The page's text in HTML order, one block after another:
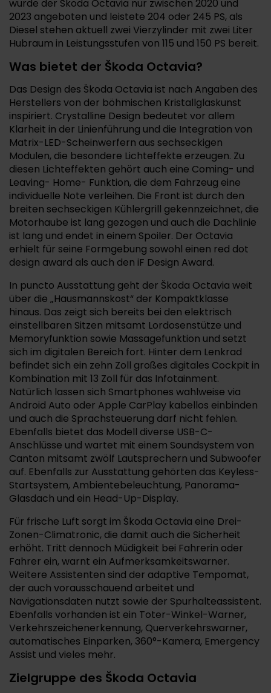
wurde der Škoda Octavia nur zwischen 2020 und
2023 angeboten und leistete 204 oder 245 PS, als
Diesel stehen aktuell zwei Vierzylinder mit zwei Liter
Hubraum in Leistungsstufen von 115 und 150 PS bereit.
Was bietet der Škoda Octavia?
Das Design des Škoda Octavia ist nach Angaben des
Herstellers von der böhmischen Kristallglaskunst
inspiriert. Crystalline Design bedeutet vor allem
Klarheit in der Linienführung und die Integration von
Matrix-LED-Scheinwerfern aus sechseckigen
Modulen, die besondere Lichteffekte erzeugen. Zu
diesen Lichteffekten gehört auch eine Coming- und
Leaving- Home- Funktion, die dem Fahrzeug eine
individuelle Note verleihen. Die Front ist durch den
breiten sechseckigen Kühlergrill gekennzeichnet, die
Motorhaube ist lang gezogen und auch die Dachlinie
ist lang und endet in einem Spoiler. Der Octavia
erhielt für seine Formgebung sowohl einen red dot
design award als auch den iF Design Award.
In puncto Ausstattung geht der Škoda Octavia weit
über die „Hausmannskost“ der Kompaktklasse
hinaus. Das zeigt sich bereits bei den elektrisch
einstellbaren Sitzen mitsamt Lordosenstütze und
Memoryfunktion sowie Massagefunktion und setzt
sich im digitalen Bereich fort. Hinter dem Lenkrad
befindet sich ein zehn Zoll großes digitales Cockpit in
Kombination mit 13 Zoll für das Infotainment.
Natürlich lassen sich Smartphones wahlweise via
Android Auto oder Apple CarPlay kabellos einbinden
und auch die Sprachsteuerung darf nicht fehlen.
Ebenfalls bietet das Modell diverse USB-C-
Anschlüsse und wartet mit einem Soundsystem von
Canton mitsamt zwölf Lautsprechern und Subwoofer
auf. Ebenfalls zur Ausstattung gehörten das Keyless-
Startsystem, Ambientebeleuchtung, Panorama-
Glasdach und ein Head-Up-Display.
Für frische Luft sorgt im Škoda Octavia eine Drei-
Zonen-Climatronic, die damit auch die Sicherheit
erhöht. Tritt dennoch Müdigkeit bei Fahrerin oder
Fahrer ein, warnt ein Aufmerksamkeitswarner.
Weitere Assistenten sind der adaptive Tempomat,
der auch vorausschauend arbeitet und
Navigationsdaten nutzt sowie der Spurhalteassistent.
Ebenfalls vorhanden ist ein Toter-Winkel-Warner,
Verkehrszeichenerkennung, Querverkehrswarner,
automatisches Einparken, 360°-Kamera, Emergency
Assist und vieles mehr.
Zielgruppe des Škoda Octavia